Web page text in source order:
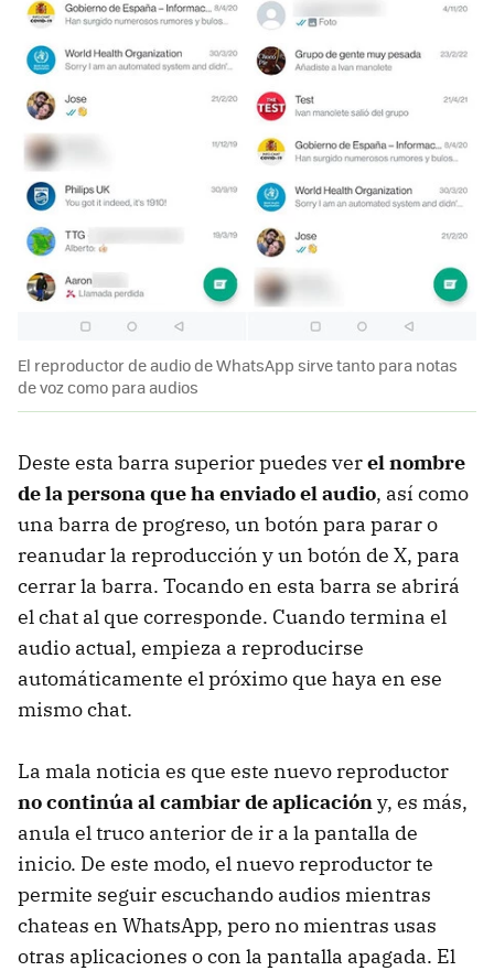
El reproductor de audio de WhatsApp sirve tanto para notas
de voz como para audios
Deste esta barra superior puedes verel nombre
de la persona que ha enviado el audio, así como
una barra de progreso, un botón para parar o
reanudar la reproducción y un botón de X, para
cerrar la barra. Tocando en esta barra se abrirá
el chat al que corresponde. Cuando termina el
audio actual, empieza a reproducirse
automáticamente el próximo que haya en ese
mismo chat.
La mala noticia es que este nuevo reproductor
no continúa al cambiar de aplicacióny, es más,
anula el truco anterior de ir a la pantalla de
inicio. De este modo, el nuevo reproductor te
permite seguir escuchando audios mientras
chateas en WhatsApp, pero no mientras usas
otras aplicaciones o con la pantalla apagada. El